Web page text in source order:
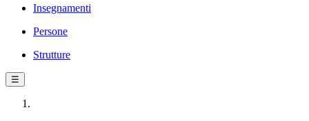
Insegnamenti
Persone
Strutture
☰